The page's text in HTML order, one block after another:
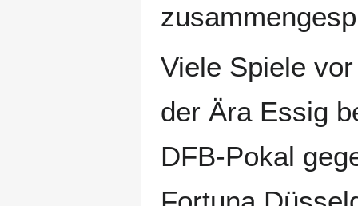
Viele Spiele
der Ära Essig
DFB-Pokal